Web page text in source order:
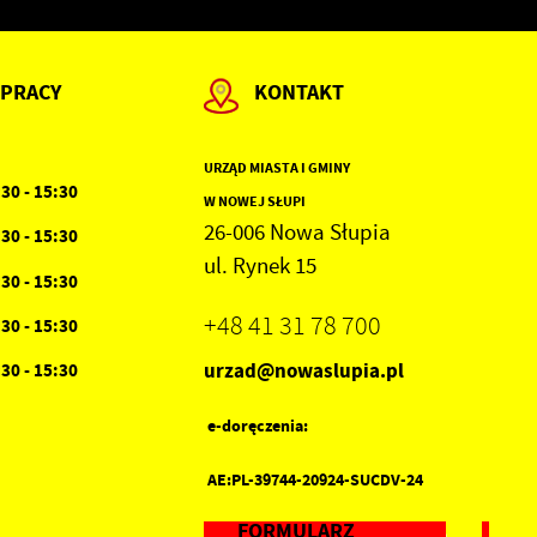
- 15:30
- 15:30
- 15:30
- 15:30
- 15:30
KONTAKT
URZĄD MIASTA I GMINY
W NOWEJ SŁUPI
26-006 Nowa Słupia
ul. Rynek 15
+48 41 31 78 700
urzad@nowaslupia.pl
e-doręczenia:
AE:PL-39744-20924-SUCDV-24